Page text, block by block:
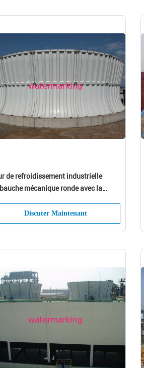
de refroidissement industrielle
mécanique ronde avec la
Discuter Maintenant